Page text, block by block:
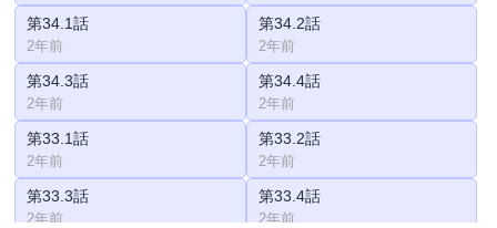
第34.1話
2年前
第34.2話
2年前
第34.3話
2年前
第34.4話
2年前
第33.1話
2年前
第33.2話
2年前
第33.3話
2年前
第33.4話
2年前